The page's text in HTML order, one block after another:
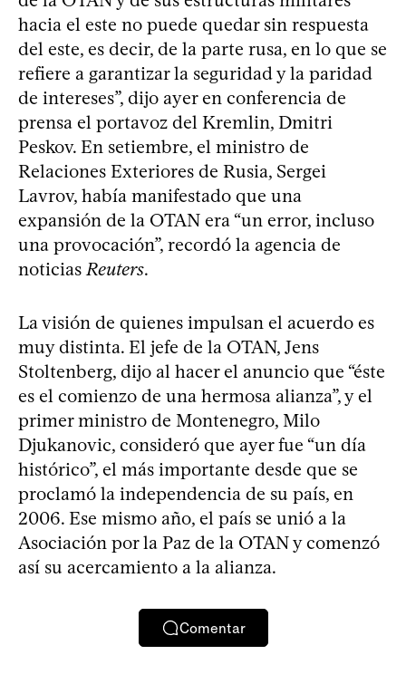
hacia el este no puede quedar sin respuesta
del este, es decir, de la parte rusa, en lo que se
refiere a garantizar la seguridad y la paridad
de intereses”, dijo ayer en conferencia de
prensa el portavoz del Kremlin, Dmitri
Peskov. En setiembre, el ministro de
Relaciones Exteriores de Rusia, Sergei
Lavrov, había manifestado que una
expansión de la OTAN era “un error, incluso
una provocación”, recordó la agencia de
noticiasReuters.
La visión de quienes impulsan el acuerdo es
muy distinta. El jefe de la OTAN, Jens
Stoltenberg, dijo al hacer el anuncio que “éste
es el comienzo de una hermosa alianza”, y el
primer ministro de Montenegro, Milo
Djukanovic, consideró que ayer fue “un día
histórico”, el más importante desde que se
proclamó la independencia de su país, en
2006. Ese mismo año, el país se unió a la
Asociación por la Paz de la OTAN y comenzó
así su acercamiento a la alianza.
Comentar